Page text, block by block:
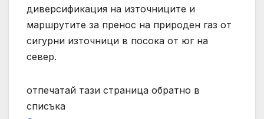
диверсификация на източниците и
маршрутите за пренос на природен газ от
сигурни източници в посока от юг на
север.
отпечатай тази страница обратно в
списъка